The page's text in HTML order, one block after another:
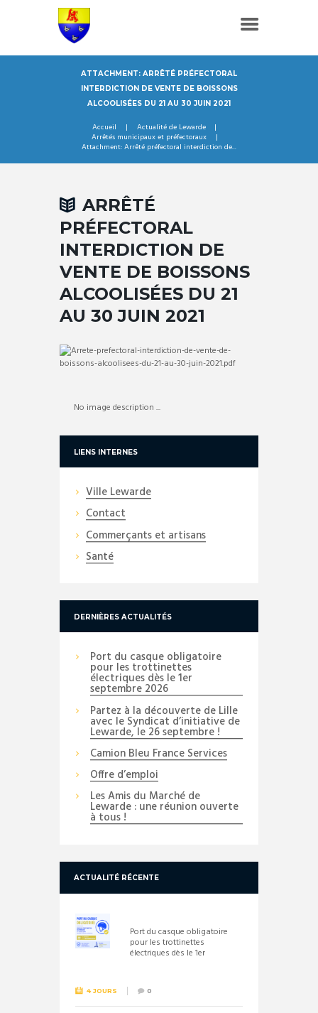
ATTACHMENT: ARRÊTÉ PRÉFECTORAL
INTERDICTION DE VENTE DE BOISSONS
ALCOOLISÉES DU 21 AU 30 JUIN 2021
Accueil
Actualité de Lewarde
Arrêtés municipaux et préfectoraux
Attachment: Arrêté préfectoral interdiction de...
ARRÊTÉ
PRÉFECTORAL
INTERDICTION DE
VENTE DE BOISSONS
ALCOOLISÉES DU 21
AU 30 JUIN 2021
No image description ...
LIENS INTERNES
Ville Lewarde
Contact
Commerçants et artisans
Santé
DERNIÈRES ACTUALITÉS
Port du casque obligatoire
pour les trottinettes
électriques dès le 1er
septembre 2026
Partez à la découverte de Lille
avec le Syndicat d’initiative de
Lewarde, le 26 septembre !
Camion Bleu France Services
Offre d’emploi
Les Amis du Marché de
Lewarde : une réunion ouverte
à tous !
ACTUALITÉ RÉCENTE
Port du casque obligatoire
pour les trottinettes
électriques dès le 1er
4 JOURS 0